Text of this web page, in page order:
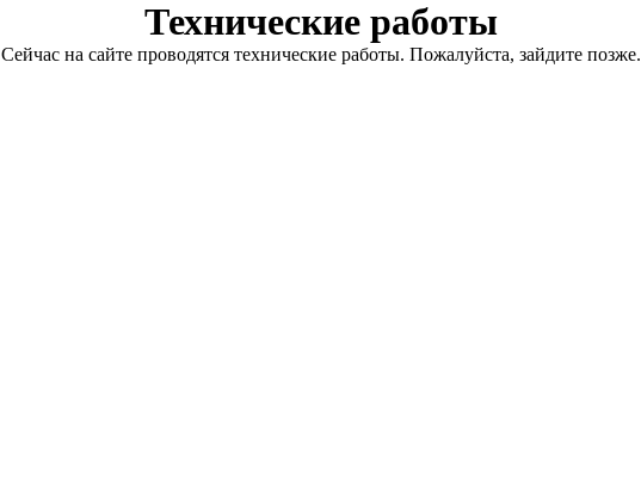
Технические работы
Сейчас на сайте проводятся технические работы. Пожалуйста, зайдите позже.